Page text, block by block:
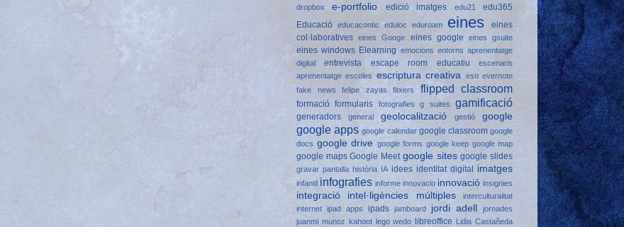
dropbox e-portfolio edició imatges edu21
edu365
Educació educacontic eduloc eduroam eines
eines
col·laboratives eines Googe eines google eines gsuite
eines windows Elearning emocions entorns aprenentatge
digital
entrevista escape room educatiu
escenaris
aprenentatge escoles escriptura creativa eso evernote
fake news
felipe zayas fitxers flipped classroom
formació formularis fotografies g suites gamificació
generadors general geolocalització gestió google
google apps google calendar google classroom google
docs google drive google forms google keep google map
google maps Google Meet google sites google slides
gravar pantalla història IA idees identitat digital imatges
infantil infografies informe innovacio innovació insignies
integració intel·ligències múltiples
interculturalitat
internet ipad apps ipads jamboard jordi adell
jornades
juanmi munoz kahoot lego wedo libreoffice Lidia Castañeda